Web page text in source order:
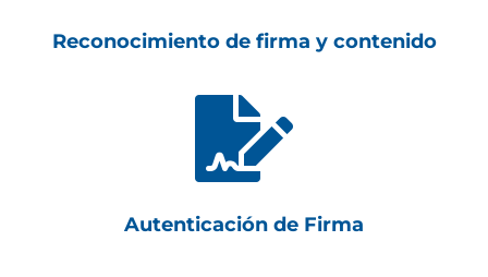
Reconocimiento de firma y contenido

Autenticación de Firma